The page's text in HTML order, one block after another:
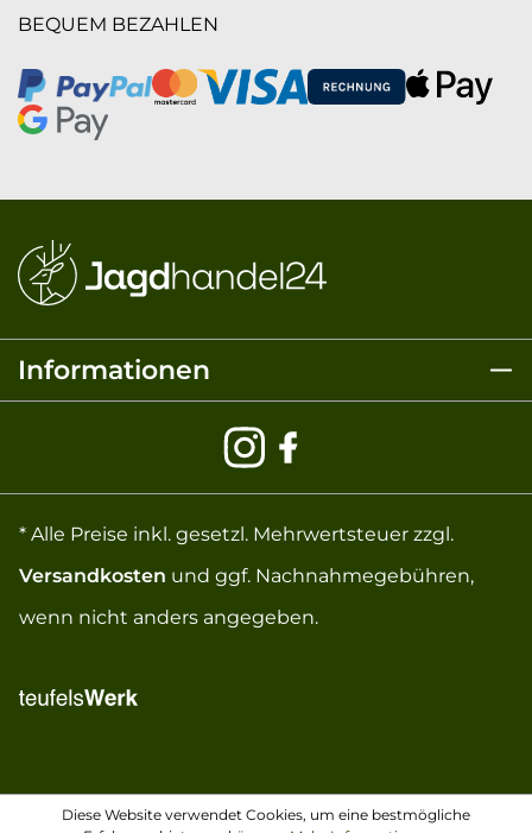
BEQUEM BEZAHLEN
Informationen
* Alle Preise inkl. gesetzl. Mehrwertsteuer zzgl.
Versandkosten und ggf. Nachnahmegebühren,
wenn nicht anders angegeben.
Diese Website verwendet Cookies, um eine bestmögliche